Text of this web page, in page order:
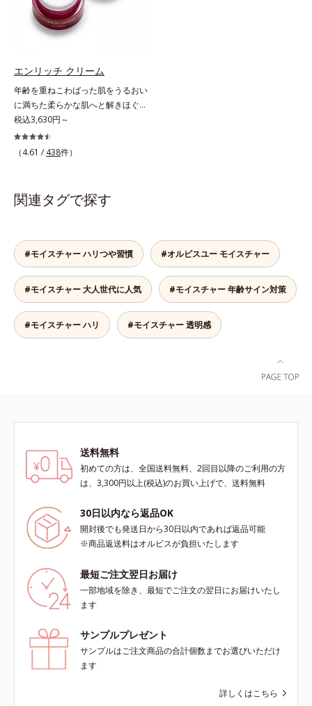
感のある肌へ導きます。さらに、水
でも油でもない第3の成分、even
wateroil（イーブンワテロイル）を
実現できなかった、“濃密なうるお
つの感触の両立に成功。ごわつく年
齢肌を柔肌に整え、未体験の肌感触
を叶えます。*1 保湿*2 年齢に応じ
たお手入れ *3 D.N.A.＝Daily New
Approach*4 HSP含有酵母エキス＝
エンリッチ クリーム
年齢を重ねこわばった肌をうるおい
に満ちた柔らかな肌へと解きほぐ
す。セラミド配合保湿クリーム。う
るおい続く柔らかな肌へ整える、エ
イジングケア(*1)保湿クリームで
ドを極小のナノサイズにカプセル化
しました。内包した3大保湿成分＝
に浸透(*4)し、うるおいに満ちた状
態が続く肌へ整えます。さらに年齢
肌がうるおいとともに失ってしまう
ハリ・弾力に、モイストエンリッチ
コンプレックス(*5）がアプロー
チ。ベタつかずみずみずしい使いご
こちでこわばった肌を解きほぐし、
おいと柔らかさを与える保湿成分
税込3,630円～
（4.61 / 438件）
関連タグで探す
#モイスチャー ハリつや習慣 #オルビスユー モイスチャー
#モイスチャー 大人世代に人気 #モイスチャー 年齢サイン対策
#モイスチャー ハリ #モイスチャー 透明感
送料無料
初めての方は、全国送料無料、2回目以降のご利用の方
は、3,300円以上(税込)のお買い上げで、送料無料
30日以内なら返品OK
開封後でも発送日から30日以内であれば返品可能
※商品返送料はオルビスが負担いたします
最短ご注文翌日お届け
一部地域を除き、最短でご注文の翌日にお届けいたし
ます
サンプルプレゼント
サンプルはご注文商品の合計個数までお選びいただけ
ます
詳しくはこちら